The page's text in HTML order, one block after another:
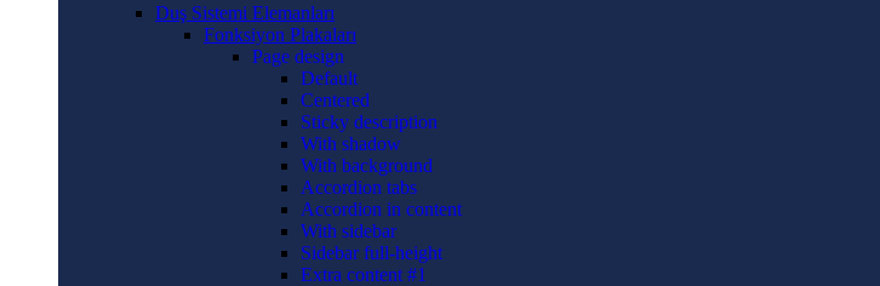
Duş Sistemi Elemanları
Fonksiyon Plakaları
Page design
Default
Centered
Sticky description
With shadow
With background
Accordion tabs
Accordion in content
With sidebar
Sidebar full-height
Extra content #1